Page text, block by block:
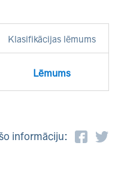
Klasifikācijas lēmums
Lēmums
informāciju: